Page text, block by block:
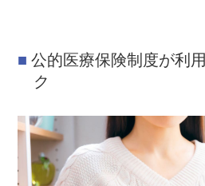
公的医療保険制度が利
ク